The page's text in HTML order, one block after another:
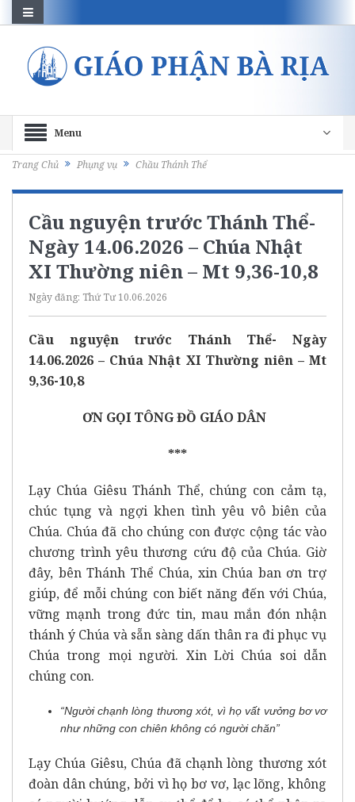
Menu
Trang Chủ Phụng vụ Chầu Thánh Thể
Cầu nguyện trước Thánh Thể-
Ngày 14.06.2026 – Chúa Nhật
XI Thường niên – Mt 9,36-10,8
Ngày đăng: Thứ Tư 10.06.2026
Cầu nguyện trước Thánh Thể- Ngày
14.06.2026 – Chúa Nhật XI Thường niên – Mt
9,36-10,8
ƠN GỌI TÔNG ĐỒ GIÁO DÂN
***
Lạy Chúa Giêsu Thánh Thể, chúng con cảm tạ,
chúc tụng và ngợi khen tình yêu vô biên của
Chúa. Chúa đã cho chúng con được cộng tác vào
chương trình yêu thương cứu độ của Chúa. Giờ
đây, bên Thánh Thể Chúa, xin Chúa ban ơn trợ
giúp, để mỗi chúng con biết năng đến với Chúa,
vững mạnh trong đức tin, mau mắn đón nhận
thánh ý Chúa và sẵn sàng dấn thân ra đi phục vụ
Chúa trong mọi người. Xin Lời Chúa soi dẫn
chúng con.
“Người chạnh lòng thương xót, vì họ vất vưởng bơ vơ
như những con chiên không có người chăn”
Lạy Chúa Giêsu, Chúa đã chạnh lòng thương xót
đoàn dân chúng, bởi vì họ bơ vơ, lạc lõng, không